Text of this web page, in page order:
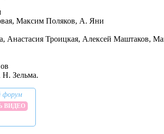
Максим Поляков, А. Яни
Анастасия Троицкая, Алексей Маштаков,
Зельма.
форум
ВИДЕО